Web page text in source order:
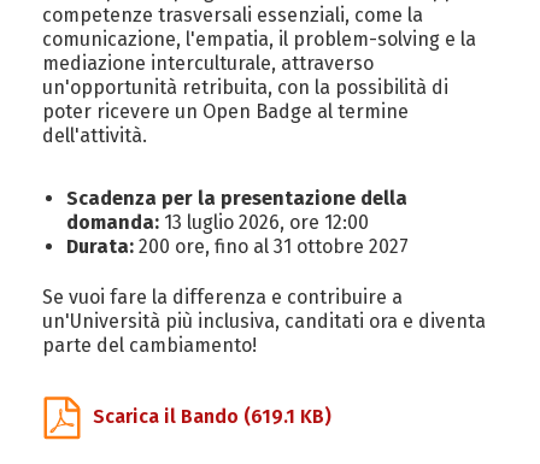
competenze trasversali essenziali, come la
comunicazione, l'empatia, il problem-solving e la
mediazione interculturale, attraverso
un'opportunità retribuita, con la possibilità di
poter ricevere un Open Badge al termine
dell'attività.
Scadenza per la presentazione della
domanda: 13 luglio 2026, ore 12:00
Durata: 200 ore, fino al 31 ottobre 2027
Se vuoi fare la differenza e contribuire a
un'Università più inclusiva, canditati ora e diventa
parte del cambiamento!
Scarica il Bando (619.1 KB)